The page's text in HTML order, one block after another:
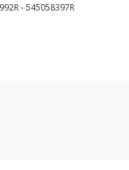
- 545058397R